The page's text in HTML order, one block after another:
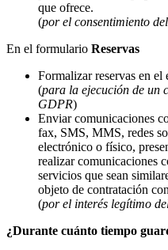
que ofrece.
(por el consentimiento
En el formulario Reservas
Formalizar reservas en el
(para la ejecución de un
GDPR)
Enviar comunicaciones
fax, SMS, MMS, redes
electrónico o físico,
realizar comunicaciones
servicios que sean
objeto de contratación
(por el interés legítimo
¿Durante cuánto tiempo